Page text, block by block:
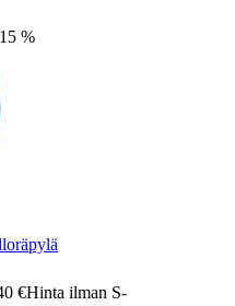
%
€Hinta ilman S-